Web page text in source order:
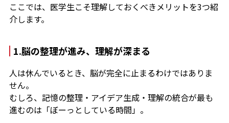
ここでは、医学生こそ理解しておくべきメリットを3つ紹
介します。
1.脳の整理が進み、理解が深まる
人は休んでいるとき、脳が完全に止まるわけではありま
せん。
むしろ、記憶の整理・アイデア生成・理解の統合が最も
進むのは「ぼーっとしている時間」。